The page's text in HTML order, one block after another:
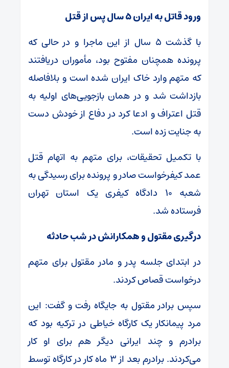
ورود قاتل به ایران ۵ سال پس از قتل
با گذشت ۵ سال از این ماجرا و در حالی که
پرونده همچنان مفتوح بود، مأموران دریافتند
که متهم وارد خاک ایران شده است و بلافاصله
بازداشت شد و در همان بازجویی‌های اولیه به
قتل اعتراف و ادعا کرد در دفاع از خودش دست
به جنایت زده است.
با تکمیل تحقیقات، برای متهم به اتهام قتل
عمد کیفرخواست صادر و پرونده برای رسیدگی به
شعبه ۱۰ دادگاه کیفری یک استان تهران
فرستاده شد.
درگیری مقتول و همکارانش در شب حادثه
در ابتدای جلسه پدر و مادر مقتول برای متهم
درخواست قصاص کردند.
سپس برادر مقتول به جایگاه رفت و گفت: این
مرد پیمانکار یک کارگاه خیاطی در ترکیه بود که
برادرم و چند ایرانی دیگر هم برای او کار
می‌کردند. برادرم بعد از ۳ ماه کار در کارگاه توسط